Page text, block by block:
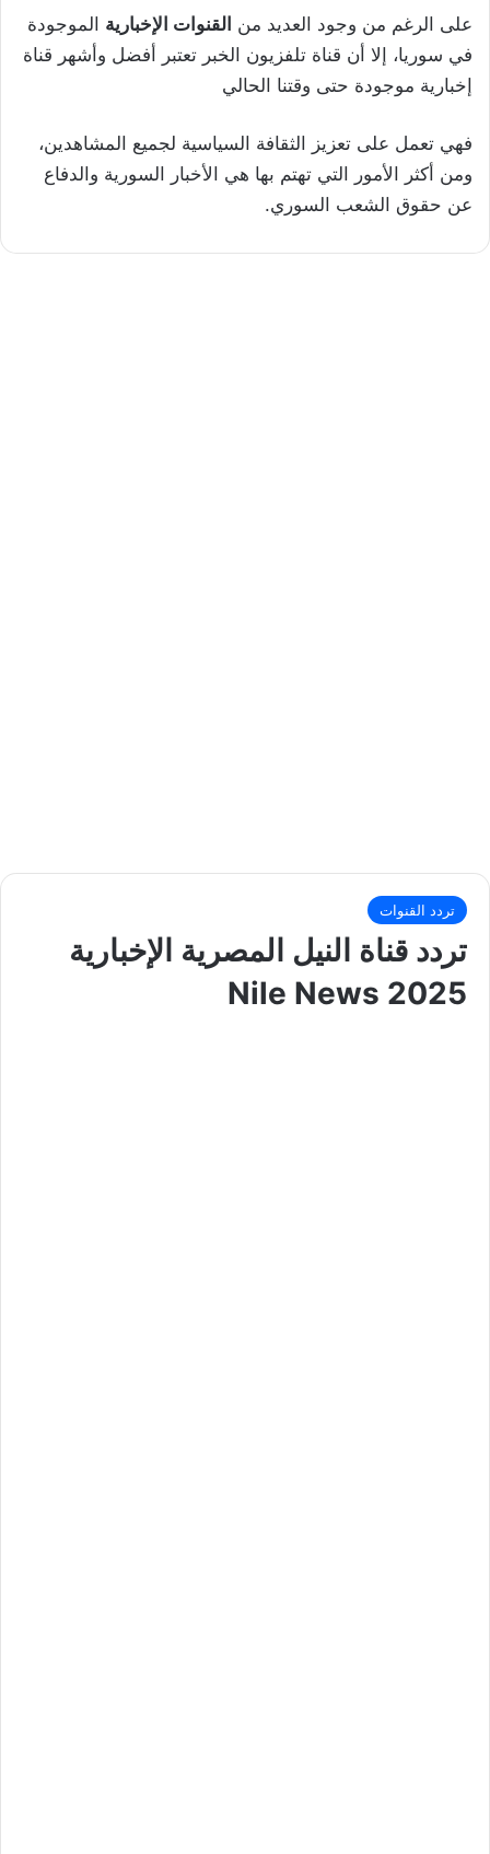
على الرغم من وجود العديد من القنوات الإخبارية الموجودة
في سوريا، إلا أن قناة تلفزيون الخبر تعتبر أفضل وأشهر قناة
إخبارية موجودة حتى وقتنا الحالي
فهي تعمل على تعزيز الثقافة السياسية لجميع المشاهدين،
ومن أكثر الأمور التي تهتم بها هي الأخبار السورية والدفاع
عن حقوق الشعب السوري.